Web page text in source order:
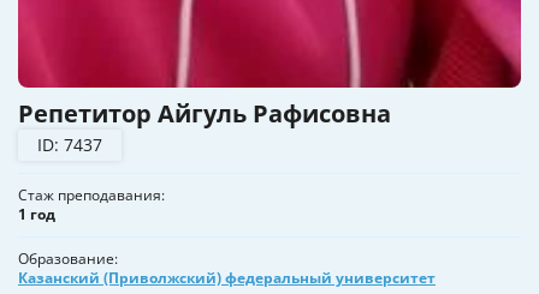
Репетитор Айгуль Рафисовна
ID: 7437
Стаж преподавания
1 год
Образование
Казанский (Приволжский) федеральный университет